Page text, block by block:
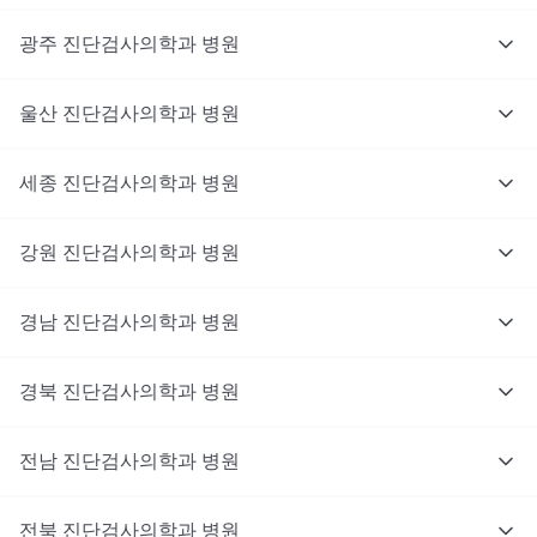
광주 진단검사의학과 병원
울산 진단검사의학과 병원
세종 진단검사의학과 병원
강원 진단검사의학과 병원
경남 진단검사의학과 병원
경북 진단검사의학과 병원
전남 진단검사의학과 병원
전북 진단검사의학과 병원